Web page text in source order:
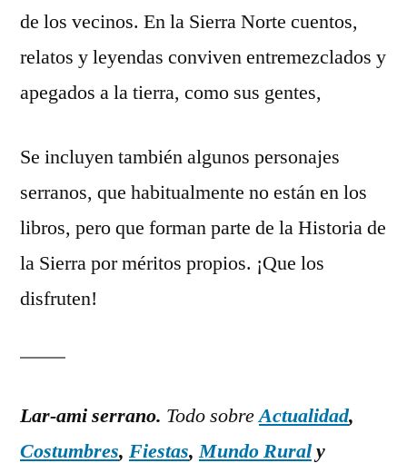
de los vecinos. En la Sierra Norte cuentos,
relatos y leyendas conviven entremezclados y
apegados a la tierra, como sus gentes,
Se incluyen también algunos personajes
serranos, que habitualmente no están en los
libros, pero que forman parte de la Historia de
la Sierra por méritos propios. ¡Que los
disfruten!
Lar-ami serrano. Todo sobreActualidad,
Costumbres, Fiestas,Mundo Ruraly